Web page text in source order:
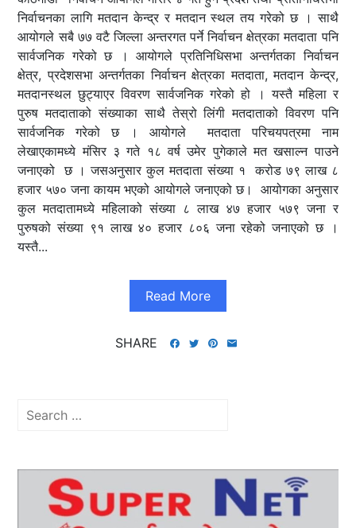
निर्वाचनका लागि मतदान केन्द्र र मतदान स्थल तय गरेको छ । साथै
आयोगले सबै ७७ वटै जिल्ला अन्तरगत पर्ने निर्वाचन क्षेत्रका मतदाता पनि
सार्वजनिक गरेको छ । आयोगले प्रतिनिधिसभा अन्तर्गतका निर्वाचन
क्षेत्र, प्रदेशसभा अन्तर्गतका निर्वाचन क्षेत्रका मतदाता, मतदान केन्द्र,
मतदानस्थल छुट्याएर विवरण सार्वजनिक गरेको हो । यस्तै महिला र
पुरुष मतदाताको संख्याका साथै तेस्रो लिंगी मतदाताको विवरण पनि
सार्वजनिक गरेको छ । आयोगले ​ मतदाता परिचयपत्रमा नाम
लेखाएकामध्ये मंसिर ३ गते १८ वर्ष उमेर पुगेकाले मत खसाल्न पाउने
जनाएको छ । जसअनुसार कुल मतदाता संख्या १ करोड ७९ लाख ८
हजार ५७० जना कायम भएको आयोगले जनाएको छ। आयोगका अनुसार
कुल मतदातामध्ये महिलाको संख्या ८ लाख ४७ हजार ५७९ जना र
पुरुषको संख्या ९१ लाख ४० हजार ८०६ जना रहेको जनाएको छ ।
यस्तै...
Read More
SHARE
Search